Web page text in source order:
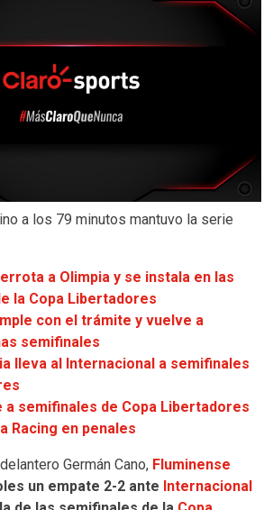
a los 79 minutos mantuvo la serie
a Olimpia y se instala en las
la Copa Libertadores
con el trámite y vuelve a
semifinales
lleva al Internacional a semifinales
a semifinales de Copa Libertadores
Racing en penales
Germán Cano, Fluminense
un empate 2-2 ante Internacional